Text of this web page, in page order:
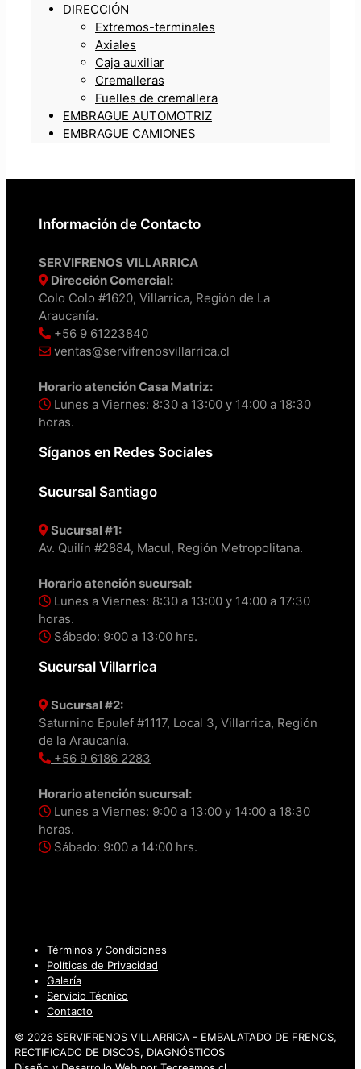
DIRECCIÓN
Extremos-terminales
Axiales
Caja auxiliar
Cremalleras
Fuelles de cremallera
EMBRAGUE AUTOMOTRIZ
EMBRAGUE CAMIONES
Información de Contacto
SERVIFRENOS VILLARRICA
Dirección Comercial:
Colo Colo #1620, Villarrica, Región de La
Araucanía.
+56 9 61223840
ventas@servifrenosvillarrica.cl
Horario atención Casa Matriz:
Lunes a Viernes: 8:30 a 13:00 y 14:00 a 18:30
horas.
Síganos en Redes Sociales
Sucursal Santiago
Sucursal #1:
Av. Quilín #2884, Macul, Región Metropolitana.
Horario atención sucursal:
Lunes a Viernes: 8:30 a 13:00 y 14:00 a 17:30
horas.
Sábado: 9:00 a 13:00 hrs.
Sucursal Villarrica
Sucursal #2:
Saturnino Epulef #1117, Local 3, Villarrica, Región
de la Araucanía.
+56 9 6186 2283
Horario atención sucursal:
Lunes a Viernes: 9:00 a 13:00 y 14:00 a 18:30
horas.
Sábado: 9:00 a 14:00 hrs.
Términos y Condiciones
Políticas de Privacidad
Galería
Servicio Técnico
Contacto
© 2026 SERVIFRENOS VILLARRICA - EMBALATADO DE FRENOS,
RECTIFICADO DE DISCOS, DIAGNÓSTICOS